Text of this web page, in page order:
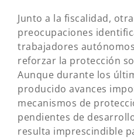
Junto a la fiscalidad,
preocupaciones
trabajadores
reforzar la protección
Aunque durante los
producido avances
mecanismos de
pendientes de
resulta imprescindible